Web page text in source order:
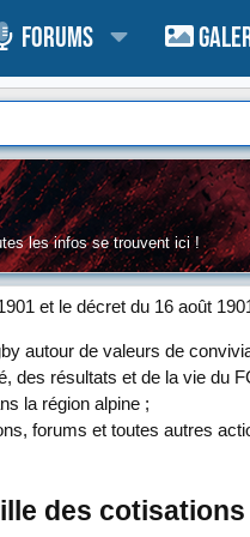
Forums
les infos se trouvent ici !
et le décret du 16 août
autour de valeurs de
des résultats et de la vie du
la région alpine ;
forums et toutes autres
des cotisations